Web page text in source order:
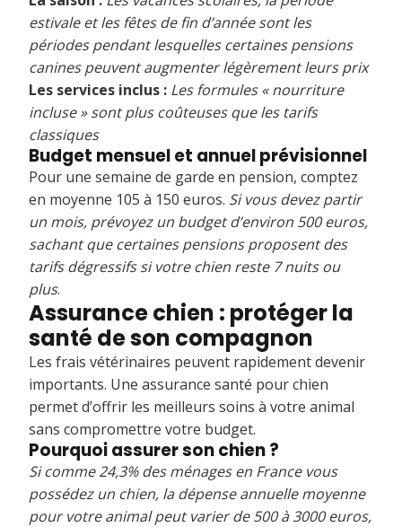
estivale et les fêtes de fin d’année sont les
périodes pendant lesquelles certaines pensions
canines peuvent augmenter légèrement leurs prix
Les services inclus : Les formules « nourriture
incluse » sont plus coûteuses que les tarifs
classiques
Budget mensuel et annuel prévisionnel
Pour une semaine de garde en pension, comptez
en moyenne 105 à 150 euros. Si vous devez partir
un mois, prévoyez un budget d’environ 500 euros,
sachant que certaines pensions proposent des
tarifs dégressifs si votre chien reste 7 nuits ou
plus.
Assurance chien : protéger la
santé de son compagnon
Les frais vétérinaires peuvent rapidement devenir
importants. Une assurance santé pour chien
permet d’offrir les meilleurs soins à votre animal
sans compromettre votre budget.
Pourquoi assurer son chien ?
Si comme 24,3% des ménages en France vous
possédez un chien, la dépense annuelle moyenne
pour votre animal peut varier de 500 à 3000 euros,